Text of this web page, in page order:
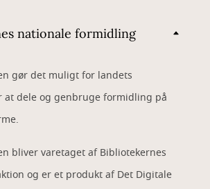
nationale formidling
gør det muligt for landets
at dele og genbruge formidling på
bliver varetaget af Bibliotekernes
og er et produkt af Det Digitale